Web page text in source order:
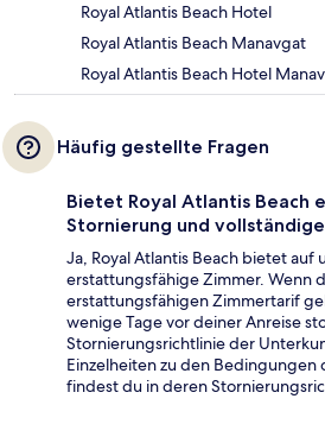
Royal Atlantis Beach Hotel
Royal Atlantis Beach Manavgat
Royal Atlantis Beach Hotel
Häufig gestellte Fragen
Bietet Royal Atlantis Beach
Stornierung und
Ja, Royal Atlantis Beach bietet auf
erstattungsfähige Zimmer. Wenn
erstattungsfähigen Zimmertarif
wenige Tage vor deiner Anreise
Stornierungsrichtlinie der
Einzelheiten zu den
findest du in deren